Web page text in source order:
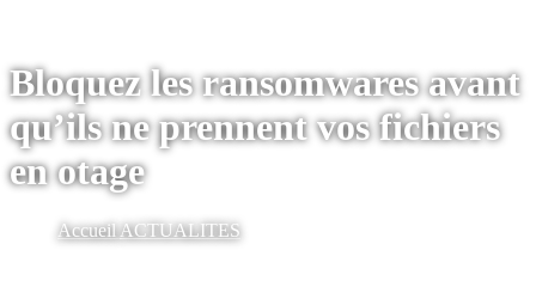
Bloquez les ransomwares avant
qu’ils ne prennent vos fichiers
en otage
AccueilACTUALITES